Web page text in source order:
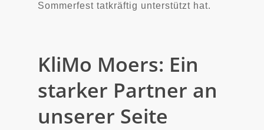
Sommerfest tatkräftig unterstützt hat.
KliMo Moers: Ein
starker Partner an
unserer Seite